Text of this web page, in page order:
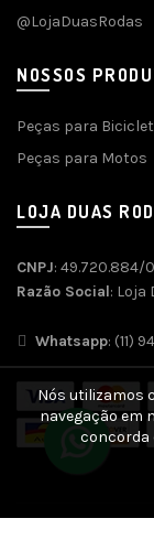
@LojaDuasRodas
NOSSOS
Peças para
Peças para Motos
LOJA DUAS
CNPJ: 49.720.884/
Razão Social: Loja
Whatsapp: (11)
Nós utilizamos
navegação em
concorda